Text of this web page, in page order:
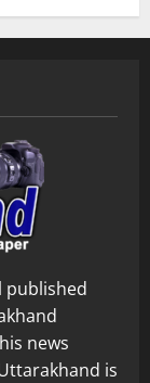
published
news
is